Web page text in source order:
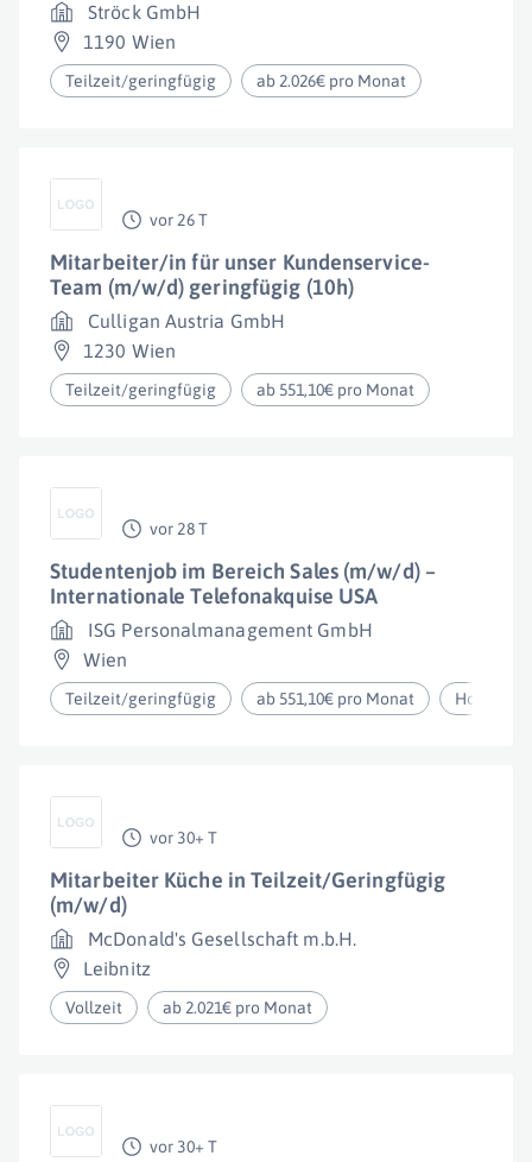
Ströck GmbH
1190 Wien
Teilzeit/geringfügig ab 2.026€ pro Monat
vor 26 T
Mitarbeiter/in für unser Kundenservice-
Team (m/w/d) geringfügig (10h)
Culligan Austria GmbH
1230 Wien
Teilzeit/geringfügig ab 551,10€ pro Monat
vor 28 T
Studentenjob im Bereich Sales (m/w/d) –
Internationale Telefonakquise USA
ISG Personalmanagement GmbH
Wien
Teilzeit/geringfügig ab 551,10€ pro Monat
vor 30+ T
Mitarbeiter Küche in Teilzeit/Geringfügig
(m/w/d)
McDonald's Gesellschaft m.b.H.
Leibnitz
Vollzeit ab 2.021€ pro Monat
vor 30+ T